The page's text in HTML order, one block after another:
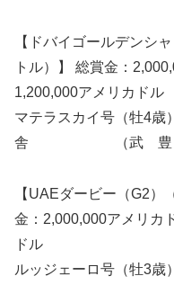
【ドバイゴールデンシ
トル）】 総賞金：
1,200,000アメリカドル
マテラスカイ号（牡4
舎 （武 豊
【UAEダービー（G2）
金：2,000,000アメリカ
ドル
ルッジェーロ号（牡3